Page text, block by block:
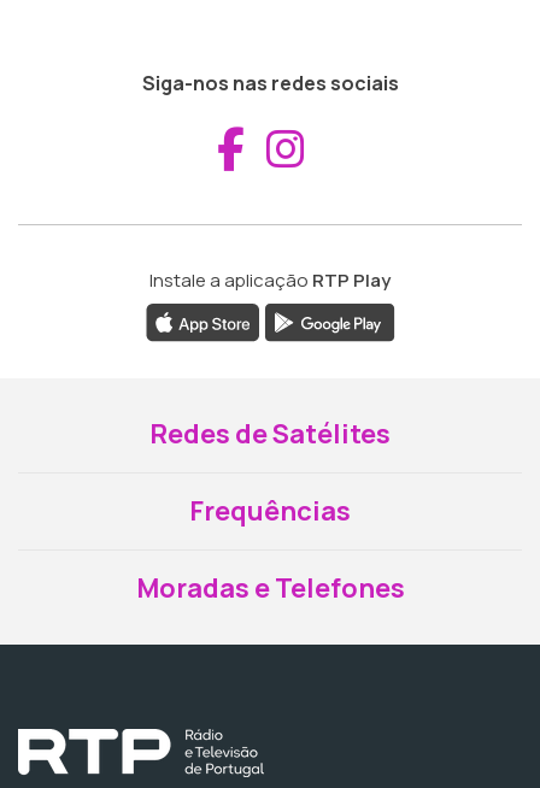
Siga-nos nas redes sociais
Aceder ao
Instale a aplicação RTP Play
Redes de Satélites
Frequências
Moradas e Telefones